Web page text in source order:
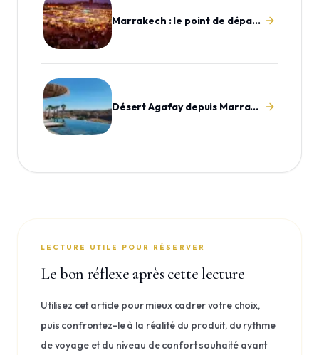
Marrakech : le point de départ idéal pour explorer le Maroc
Désert Agafay depuis Marrakech
LECTURE UTILE POUR RÉSERVER
Le bon réflexe après cette lecture
Utilisez cet article pour mieux cadrer votre choix,
puis confrontez-le à la réalité du produit, du rythme
de voyage et du niveau de confort souhaité avant